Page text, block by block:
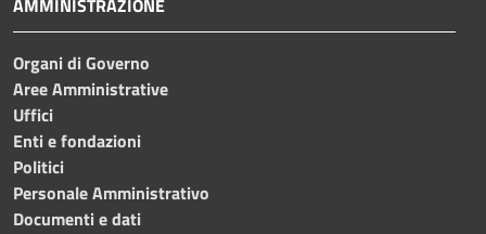
Organi di Governo
Aree Amministrative
Uffici
Enti e fondazioni
Politici
Personale Amministrativo
Documenti e dati